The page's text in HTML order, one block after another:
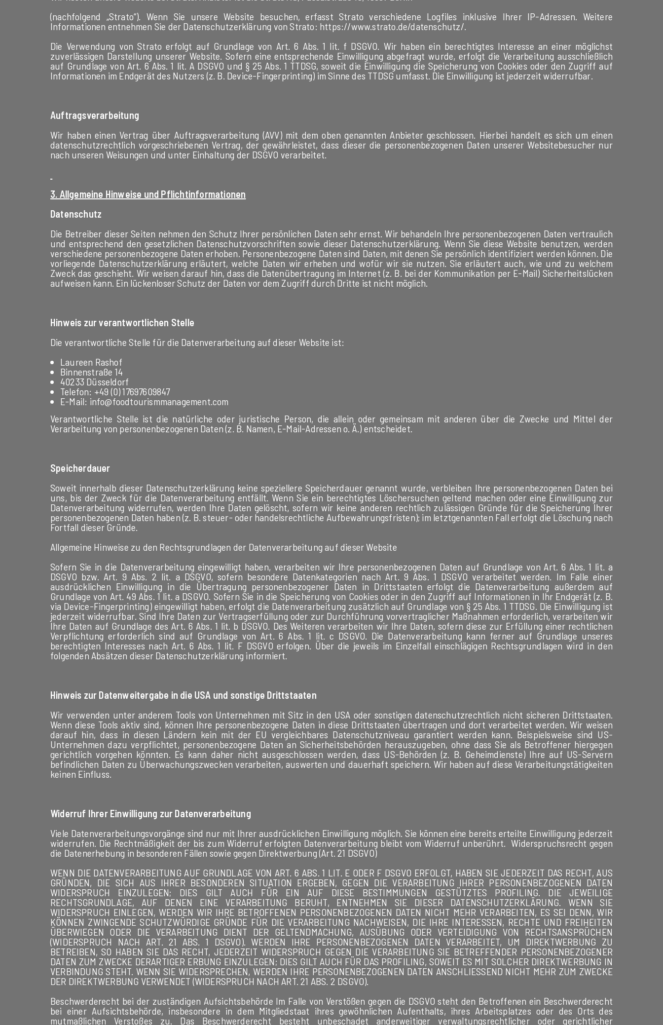
(nachfolgend „Strato“). Wenn Sie unsere Website besuchen, erfasst Strato verschiedene Logfiles inklusive Ihrer IP-Adressen. Weitere
Informationen entnehmen Sie der Datenschutzerklärung von Strato: https://www.strato.de/datenschutz/.
Die Verwendung von Strato erfolgt auf Grundlage von Art. 6 Abs. 1 lit. f DSGVO. Wir haben ein berechtigtes Interesse an einer möglichst
zuverlässigen Darstellung unserer Website. Sofern eine entsprechende Einwilligung abgefragt wurde, erfolgt die Verarbeitung ausschließlich
auf Grundlage von Art. 6 Abs. 1 lit. A DSGVO und § 25 Abs. 1 TTDSG, soweit die Einwilligung die Speicherung von Cookies oder den Zugriff auf
Informationen im Endgerät des Nutzers (z. B. Device-Fingerprinting) im Sinne des TTDSG umfasst. Die Einwilligung ist jederzeit widerrufbar.
Auftragsverarbeitung
Wir haben einen Vertrag über Auftragsverarbeitung (AVV) mit dem oben genannten Anbieter geschlossen. Hierbei handelt es sich um einen
datenschutzrechtlich vorgeschriebenen Vertrag, der gewährleistet, dass dieser die personenbezogenen Daten unserer Websitebesucher nur
nach unseren Weisungen und unter Einhaltung der DSGVO verarbeitet.
3. Allgemeine Hinweise und Pflichtinformationen
Datenschutz
Die Betreiber dieser Seiten nehmen den Schutz Ihrer persönlichen Daten sehr ernst. Wir behandeln Ihre personenbezogenen Daten vertraulich
und entsprechend den gesetzlichen Datenschutzvorschriften sowie dieser Datenschutzerklärung. Wenn Sie diese Website benutzen, werden
verschiedene personenbezogene Daten erhoben. Personenbezogene Daten sind Daten, mit denen Sie persönlich identifiziert werden können. Die
vorliegende Datenschutzerklärung erläutert, welche Daten wir erheben und wofür wir sie nutzen. Sie erläutert auch, wie und zu welchem
Zweck das geschieht. Wir weisen darauf hin, dass die Datenübertragung im Internet (z. B. bei der Kommunikation per E-Mail) Sicherheitslücken
aufweisen kann. Ein lückenloser Schutz der Daten vor dem Zugriff durch Dritte ist nicht möglich.
Hinweis zur verantwortlichen Stelle
Die verantwortliche Stelle für die Datenverarbeitung auf dieser Website ist:
Laureen Rashof
Binnenstraße 14
40233 Düsseldorf
Telefon: +49 (0) 17697609847
E-Mail: info@foodtourismmanagement.com
Verantwortliche Stelle ist die natürliche oder juristische Person, die allein oder gemeinsam mit anderen über die Zwecke und Mittel der
Verarbeitung von personenbezogenen Daten (z. B. Namen, E-Mail-Adressen o. Ä.) entscheidet.
Speicherdauer
Soweit innerhalb dieser Datenschutzerklärung keine speziellere Speicherdauer genannt wurde, verbleiben Ihre personenbezogenen Daten bei
uns, bis der Zweck für die Datenverarbeitung entfällt. Wenn Sie ein berechtigtes Löschersuchen geltend machen oder eine Einwilligung zur
Datenverarbeitung widerrufen, werden Ihre Daten gelöscht, sofern wir keine anderen rechtlich zulässigen Gründe für die Speicherung Ihrer
personenbezogenen Daten haben (z. B. steuer- oder handelsrechtliche Aufbewahrungsfristen); im letztgenannten Fall erfolgt die Löschung nach
Fortfall dieser Gründe.
Allgemeine Hinweise zu den Rechtsgrundlagen der Datenverarbeitung auf dieser Website
Sofern Sie in die Datenverarbeitung eingewilligt haben, verarbeiten wir Ihre personenbezogenen Daten auf Grundlage von Art. 6 Abs. 1 lit. a
DSGVO bzw. Art. 9 Abs. 2 lit. a DSGVO, sofern besondere Datenkategorien nach Art. 9 Abs. 1 DSGVO verarbeitet werden. Im Falle einer
ausdrücklichen Einwilligung in die Übertragung personenbezogener Daten in Drittstaaten erfolgt die Datenverarbeitung außerdem auf
Grundlage von Art. 49 Abs. 1 lit. a DSGVO. Sofern Sie in die Speicherung von Cookies oder in den Zugriff auf Informationen in Ihr Endgerät (z. B.
via Device-Fingerprinting) eingewilligt haben, erfolgt die Datenverarbeitung zusätzlich auf Grundlage von § 25 Abs. 1 TTDSG. Die Einwilligung ist
jederzeit widerrufbar. Sind Ihre Daten zur Vertragserfüllung oder zur Durchführung vorvertraglicher Maßnahmen erforderlich, verarbeiten wir
Ihre Daten auf Grundlage des Art. 6 Abs. 1 lit. b DSGVO. Des Weiteren verarbeiten wir Ihre Daten, sofern diese zur Erfüllung einer rechtlichen
Verpflichtung erforderlich sind auf Grundlage von Art. 6 Abs. 1 lit. c DSGVO. Die Datenverarbeitung kann ferner auf Grundlage unseres
berechtigten Interesses nach Art. 6 Abs. 1 lit. F DSGVO erfolgen. Über die jeweils im Einzelfall einschlägigen Rechtsgrundlagen wird in den
folgenden Absätzen dieser Datenschutzerklärung informiert.
Hinweis zur Datenweitergabe in die USA und sonstige Drittstaaten
Wir verwenden unter anderem Tools von Unternehmen mit Sitz in den USA oder sonstigen datenschutzrechtlich nicht sicheren Drittstaaten.
Wenn diese Tools aktiv sind, können Ihre personenbezogene Daten in diese Drittstaaten übertragen und dort verarbeitet werden. Wir weisen
darauf hin, dass in diesen Ländern kein mit der EU vergleichbares Datenschutzniveau garantiert werden kann. Beispielsweise sind US-
Unternehmen dazu verpflichtet, personenbezogene Daten an Sicherheitsbehörden herauszugeben, ohne dass Sie als Betroffener hiergegen
gerichtlich vorgehen könnten. Es kann daher nicht ausgeschlossen werden, dass US-Behörden (z. B. Geheimdienste) Ihre auf US-Servern
befindlichen Daten zu Überwachungszwecken verarbeiten, auswerten und dauerhaft speichern. Wir haben auf diese Verarbeitungstätigkeiten
keinen Einfluss.
Widerruf Ihrer Einwilligung zur Datenverarbeitung
Viele Datenverarbeitungsvorgänge sind nur mit Ihrer ausdrücklichen Einwilligung möglich. Sie können eine bereits erteilte Einwilligung jederzeit
widerrufen. Die Rechtmäßigkeit der bis zum Widerruf erfolgten Datenverarbeitung bleibt vom Widerruf unberührt. Widerspruchsrecht gegen
die Datenerhebung in besonderen Fällen sowie gegen Direktwerbung (Art. 21 DSGVO)
WENN DIE DATENVERARBEITUNG AUF GRUNDLAGE VON ART. 6 ABS. 1 LIT. E ODER F DSGVO ERFOLGT, HABEN SIE JEDERZEIT DAS RECHT, AUS
GRÜNDEN, DIE SICH AUS IHRER BESONDEREN SITUATION ERGEBEN, GEGEN DIE VERARBEITUNG IHRER PERSONENBEZOGENEN DATEN
WIDERSPRUCH EINZULEGEN; DIES GILT AUCH FÜR EIN AUF DIESE BESTIMMUNGEN GESTÜTZTES PROFILING. DIE JEWEILIGE
RECHTSGRUNDLAGE, AUF DENEN EINE VERARBEITUNG BERUHT, ENTNEHMEN SIE DIESER DATENSCHUTZERKLÄRUNG. WENN SIE
WIDERSPRUCH EINLEGEN, WERDEN WIR IHRE BETROFFENEN PERSONENBEZOGENEN DATEN NICHT MEHR VERARBEITEN, ES SEI DENN, WIR
KÖNNEN ZWINGENDE SCHUTZWÜRDIGE GRÜNDE FÜR DIE VERARBEITUNG NACHWEISEN, DIE IHRE INTERESSEN, RECHTE UND FREIHEITEN
ÜBERWIEGEN ODER DIE VERARBEITUNG DIENT DER GELTENDMACHUNG, AUSÜBUNG ODER VERTEIDIGUNG VON RECHTSANSPRÜCHEN
(WIDERSPRUCH NACH ART. 21 ABS. 1 DSGVO). WERDEN IHRE PERSONENBEZOGENEN DATEN VERARBEITET, UM DIREKTWERBUNG ZU
BETREIBEN, SO HABEN SIE DAS RECHT, JEDERZEIT WIDERSPRUCH GEGEN DIE VERARBEITUNG SIE BETREFFENDER PERSONENBEZOGENER
DATEN ZUM ZWECKE DERARTIGER ERBUNG EINZULEGEN; DIES GILT AUCH FÜR DAS PROFILING, SOWEIT ES MIT SOLCHER DIREKTWERBUNG IN
VERBINDUNG STEHT. WENN SIE WIDERSPRECHEN, WERDEN IHRE PERSONENBEZOGENEN DATEN ANSCHLIESSEND NICHT MEHR ZUM ZWECKE
DER DIREKTWERBUNG VERWENDET (WIDERSPRUCH NACH ART. 21 ABS. 2 DSGVO).
Beschwerderecht bei der zuständigen Aufsichtsbehörde Im Falle von Verstößen gegen die DSGVO steht den Betroffenen ein Beschwerderecht
bei einer Aufsichtsbehörde, insbesondere in dem Mitgliedstaat ihres gewöhnlichen Aufenthalts, ihres Arbeitsplatzes oder des Orts des
mutmaßlichen Verstoßes zu. Das Beschwerderecht besteht unbeschadet anderweitiger verwaltungsrechtlicher oder gerichtlicher